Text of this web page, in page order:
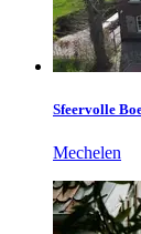
Sfeervolle
Mechelen